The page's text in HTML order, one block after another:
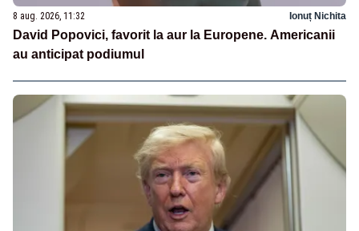
8 aug. 2026, 11:32 Ionuț Nichita
David Popovici, favorit la aur la Europene. Americanii
au anticipat podiumul